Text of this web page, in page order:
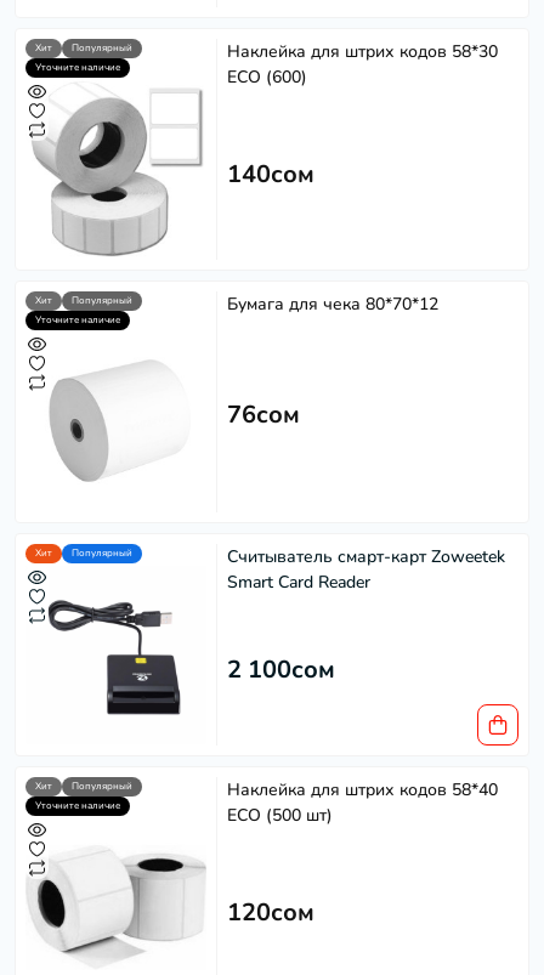
Хит
Популярный
Уточните наличие
Наклейка для штрих кодов 58*30
ECO (600)
140сом
Хит
Популярный
Уточните наличие
Бумага для чека 80*70*12
76сом
Хит Популярный
Считыватель смарт-карт Zoweetek
Smart Card Reader
2 100сом
Хит
Популярный
Уточните наличие
Наклейка для штрих кодов 58*40
ECO (500 шт)
120сом